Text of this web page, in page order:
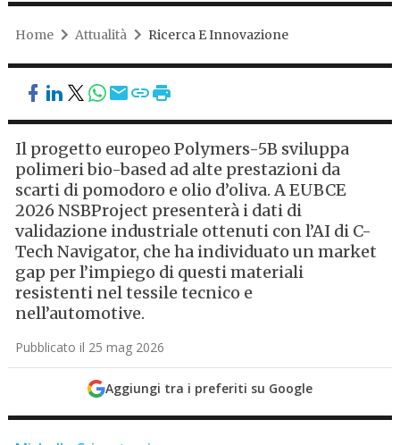
Home Attualità Ricerca E Innovazione
Il progetto europeo Polymers-5B sviluppa
polimeri bio-based ad alte prestazioni da
scarti di pomodoro e olio d’oliva. A EUBCE
2026 NSBProject presenterà i dati di
validazione industriale ottenuti con l’AI di C-
Tech Navigator, che ha individuato un market
gap per l’impiego di questi materiali
resistenti nel tessile tecnico e
nell’automotive.
Pubblicato il 25 mag 2026
Aggiungi tra i preferiti su Google